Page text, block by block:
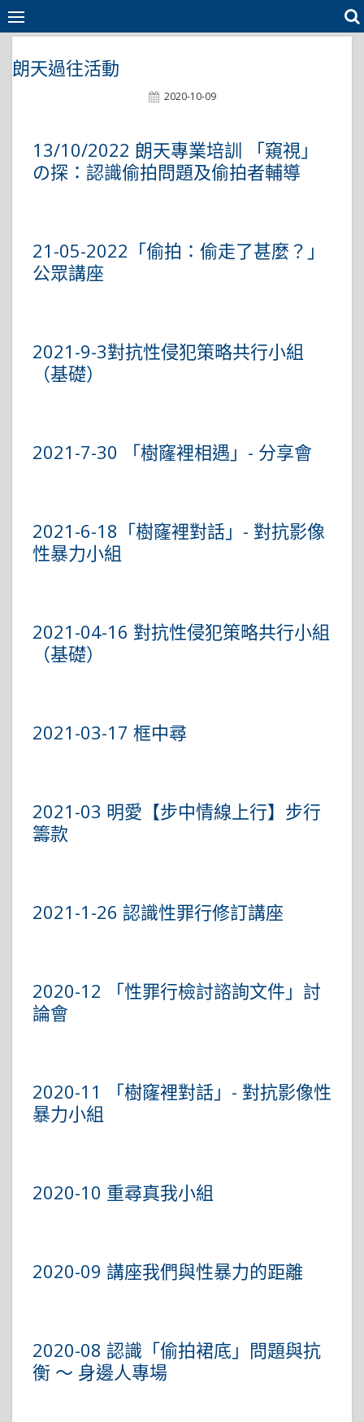
Skip
to
content
朗天過往活動
Posted
2020-10-09
13/10/2022 朗天專業培訓 「窺視」
の探：認識偷拍問題及偷拍者輔導
21-05-2022「偷拍：偷走了甚麼？」
公眾講座
2021-9-3對抗性侵犯策略共行小組
（基礎）
2021-7-30 「樹窿裡相遇」- 分享會
2021-6-18「樹窿裡對話」- 對抗影像
性暴力小組
2021-04-16 對抗性侵犯策略共行小組
（基礎）
2021-03-17 框中尋
2021-03 明愛【步中情線上行】步行
籌款
2021-1-26 認識性罪行修訂講座
2020-12 「性罪行檢討諮詢文件」討
論會
2020-11 「樹窿裡對話」- 對抗影像性
暴力小組
2020-10 重尋真我小組
2020-09 講座我們與性暴力的距離
2020-08 認識「偷拍裙底」問題與抗
衡 ～ 身邊人專場